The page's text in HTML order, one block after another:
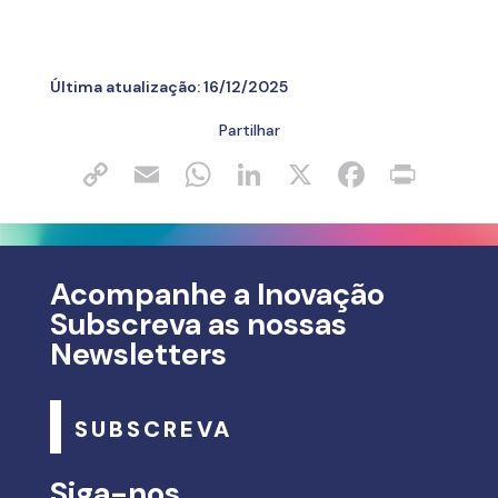
Última atualização:16/12/2025
Partilhar
Acompanhe a Inovação
Subscreva as nossas
Newsletters
SUBSCREVA